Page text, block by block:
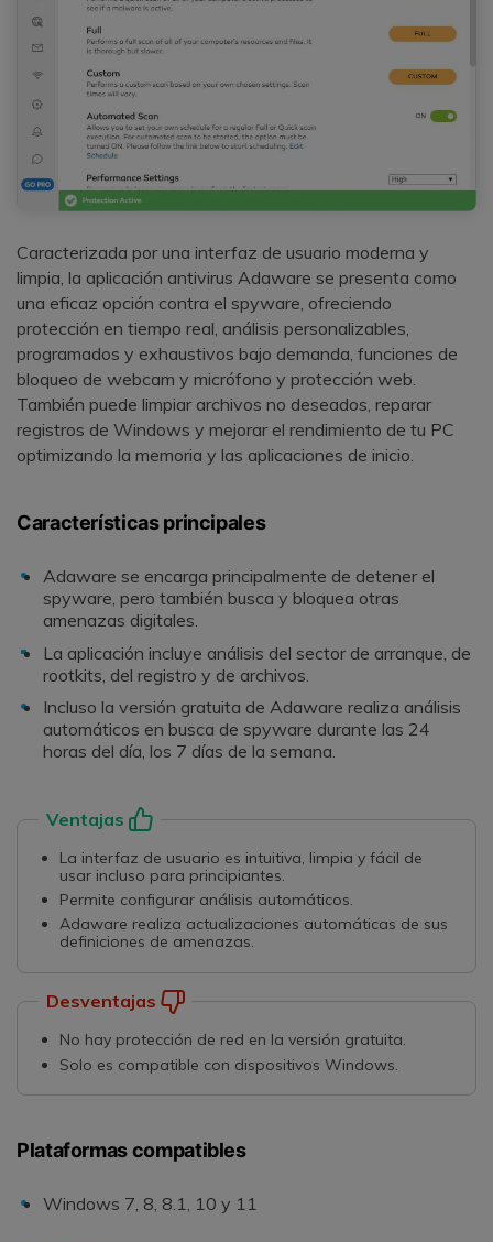
Caracterizada por una interfaz de usuario moderna y
limpia, la aplicación antivirus Adaware se presenta como
una eficaz opción contra el spyware, ofreciendo
protección en tiempo real, análisis personalizables,
programados y exhaustivos bajo demanda, funciones de
bloqueo de webcam y micrófono y protección web.
También puede limpiar archivos no deseados, reparar
registros de Windows y mejorar el rendimiento de tu PC
optimizando la memoria y las aplicaciones de inicio.
Características principales
Adaware se encarga principalmente de detener el
spyware, pero también busca y bloquea otras
amenazas digitales.
La aplicación incluye análisis del sector de arranque, de
rootkits, del registro y de archivos.
Incluso la versión gratuita de Adaware realiza análisis
automáticos en busca de spyware durante las 24
horas del día, los 7 días de la semana.
Ventajas
La interfaz de usuario es intuitiva, limpia y fácil de
usar incluso para principiantes.
Permite configurar análisis automáticos.
Adaware realiza actualizaciones automáticas de sus
definiciones de amenazas.
Desventajas
No hay protección de red en la versión gratuita.
Solo es compatible con dispositivos Windows.
Plataformas compatibles
Windows 7, 8, 8.1, 10 y 11